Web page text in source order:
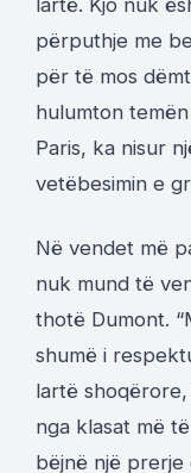
lartë. Kjo nuk
përputhje me
për të mos
hulumton
Paris, ka nisur
vetëbesimin e
Në vendet më
nuk mund të
thotë Dumont.
shumë i
lartë shoqërore,
nga klasat më
bëjnë një prerje